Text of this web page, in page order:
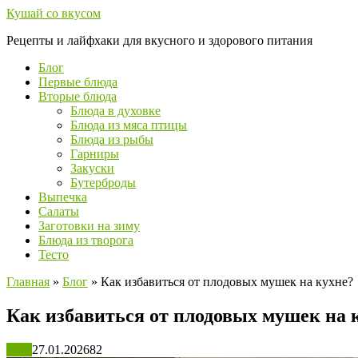
Перейти
контенту
Кушай со вкусом
Рецепты и лайфхаки для вкусного и здорового питания
Блог
Первые блюда
Вторые блюда
Блюда в духовке
Блюда из мяса птицы
Блюда из рыбы
Гарниры
Закуски
Бутерброды
Выпечка
Салаты
Заготовки на зиму
Блюда из творога
Тесто
Главная » Блог » Как избавиться от плодовых мушек на кухне?
Как избавиться от плодовых мушек на
27.01.202682